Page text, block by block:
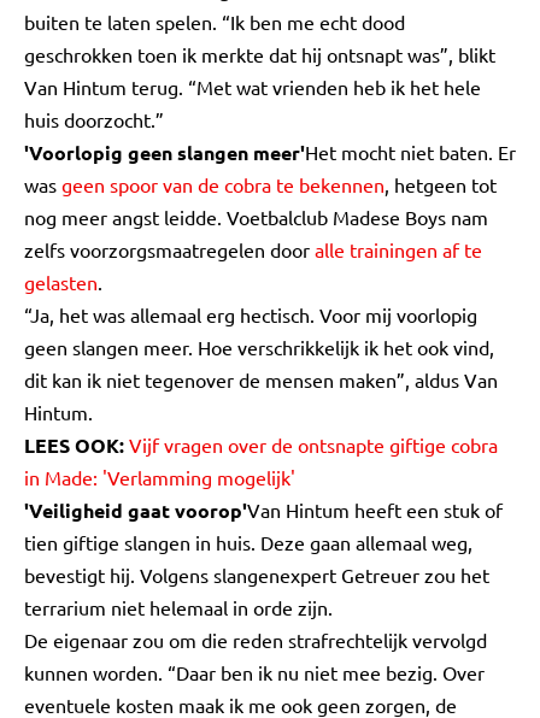
buiten te laten spelen. “Ik ben me echt dood
geschrokken toen ik merkte dat hij ontsnapt was”, blikt
Van Hintum terug. “Met wat vrienden heb ik het hele
huis doorzocht.”
'Voorlopig geen slangen meer'Het mocht niet baten. Er
was geen spoor van de cobra te bekennen, hetgeen tot
nog meer angst leidde. Voetbalclub Madese Boys nam
zelfs voorzorgsmaatregelen door alle trainingen af te
gelasten.
“Ja, het was allemaal erg hectisch. Voor mij voorlopig
geen slangen meer. Hoe verschrikkelijk ik het ook vind,
dit kan ik niet tegenover de mensen maken”, aldus Van
Hintum.
LEES OOK: Vijf vragen over de ontsnapte giftige cobra
in Made: 'Verlamming mogelijk'
'Veiligheid gaat voorop'Van Hintum heeft een stuk of
tien giftige slangen in huis. Deze gaan allemaal weg,
bevestigt hij. Volgens slangenexpert Getreuer zou het
terrarium niet helemaal in orde zijn.
De eigenaar zou om die reden strafrechtelijk vervolgd
kunnen worden. “Daar ben ik nu niet mee bezig. Over
eventuele kosten maak ik me ook geen zorgen, de